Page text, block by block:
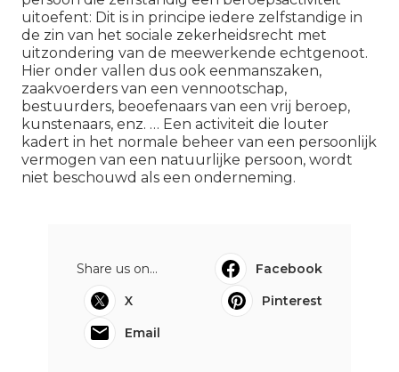
uitoefent: Dit is in principe iedere zelfstandige in
de zin van het sociale zekerheidsrecht met
uitzondering van de meewerkende echtgenoot.
Hier onder vallen dus ook eenmanszaken,
zaakvoerders van een vennootschap,
bestuurders, beoefenaars van een vrij beroep,
kunstenaars, enz. … Een activiteit die louter
kadert in het normale beheer van een persoonlijk
vermogen van een natuurlijke persoon, wordt
niet beschouwd als een onderneming.
Share us on...
Facebook
X
Pinterest
Email